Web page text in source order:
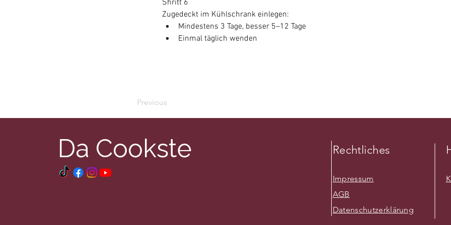
Shritt 6
Zugedeckt im Kühlschrank einlegen:
Mindestens 3 Tage, besser 5–12 Tage
Einmal täglich wenden
Previous
Da Cookste Rechtliches
Impressum
AGB
Datenschutzerklärung